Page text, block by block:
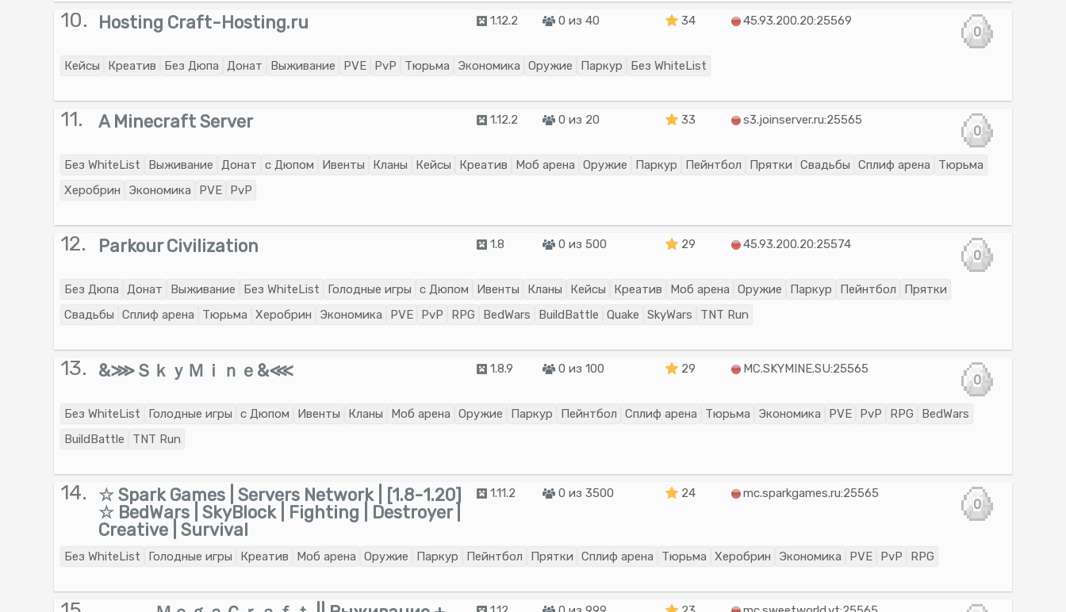
10. Hosting Craft-Hosting.ru 1.12.2 0 из 40 34 45.93.200.20:25569
0
Кейсы Креатив Без Дюпа Донат Выживание PVE PvP Тюрьма Экономика Оружие Паркур Без WhiteList
11. A Minecraft Server 1.12.2 0 из 20 33 s3.joinserver.ru:25565
0
Без WhiteList Выживание Донат с Дюпом Ивенты Кланы Кейсы Креатив Моб арена Оружие Паркур Пейнтбол Прятки Свадьбы Сплиф арена
Тюрьма
Херобрин
Экономика PVE PvP
12. Parkour Сivilization 1.8 0 из 500 29 45.93.200.20:25574
0
Без Дюпа Донат Выживание Без WhiteList Голодные игры с Дюпом Ивенты Кланы Кейсы Креатив Моб арена Оружие Паркур Пейнтбол
Прятки
Свадьбы
Сплиф арена Тюрьма Херобрин Экономика PVE PvP RPG BedWars BuildBattle Quake SkyWars TNT Run
13. &⋙ＳｋｙＭｉｎｅ&⋘ 1.8.9 0 из 100 29 MC.SKYMINE.SU:25565
0
Без WhiteList Голодные игры с Дюпом Ивенты Кланы Моб арена Оружие Паркур Пейнтбол Сплиф арена Тюрьма Экономика PVE PvP RPG
BedWars
BuildBattle
TNT Run
14.
☆ Spark Games | Servers Network | [1.8-1.20]
☆ BedWars | SkyBlock | Fighting | Destroyer |
Creative | Survival
1.11.2 0 из 3500 24 mc.sparkgames.ru:25565
0
Без WhiteList Голодные игры Креатив Моб арена Оружие Паркур Пейнтбол Прятки Сплиф арена Тюрьма Херобрин Экономика PVE PvP RPG